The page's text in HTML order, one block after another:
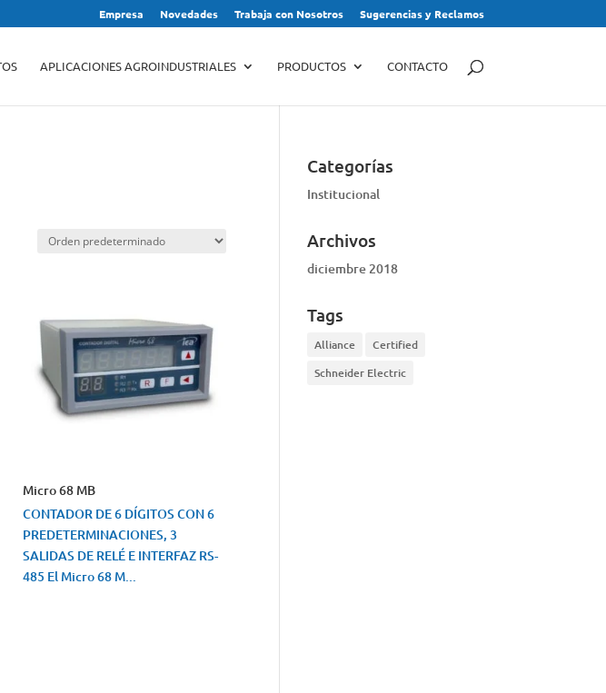
Empresa Novedades Trabaja con Nosotros Sugerencias y Reclamos
APLICACIONES AGROINDUSTRIALES PRODUCTOS CONTACTO
Búsqueda
Micro 68 MB
CONTADOR DE 6 DÍGITOS CON 6
PREDETERMINACIONES, 3
SALIDAS DE RELÉ E INTERFAZ RS-
485 El Micro 68 M...
Categorías
Institucional
Archivos
diciembre 2018
Tags
Alliance
Certified
Schneider Electric